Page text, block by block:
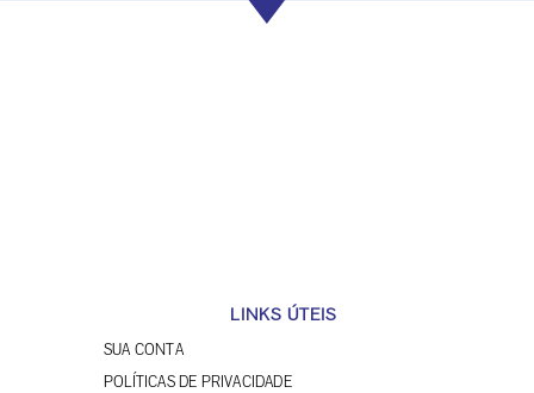
LINKS ÚTEIS
SUA CONTA
POLÍTICAS DE PRIVACIDADE